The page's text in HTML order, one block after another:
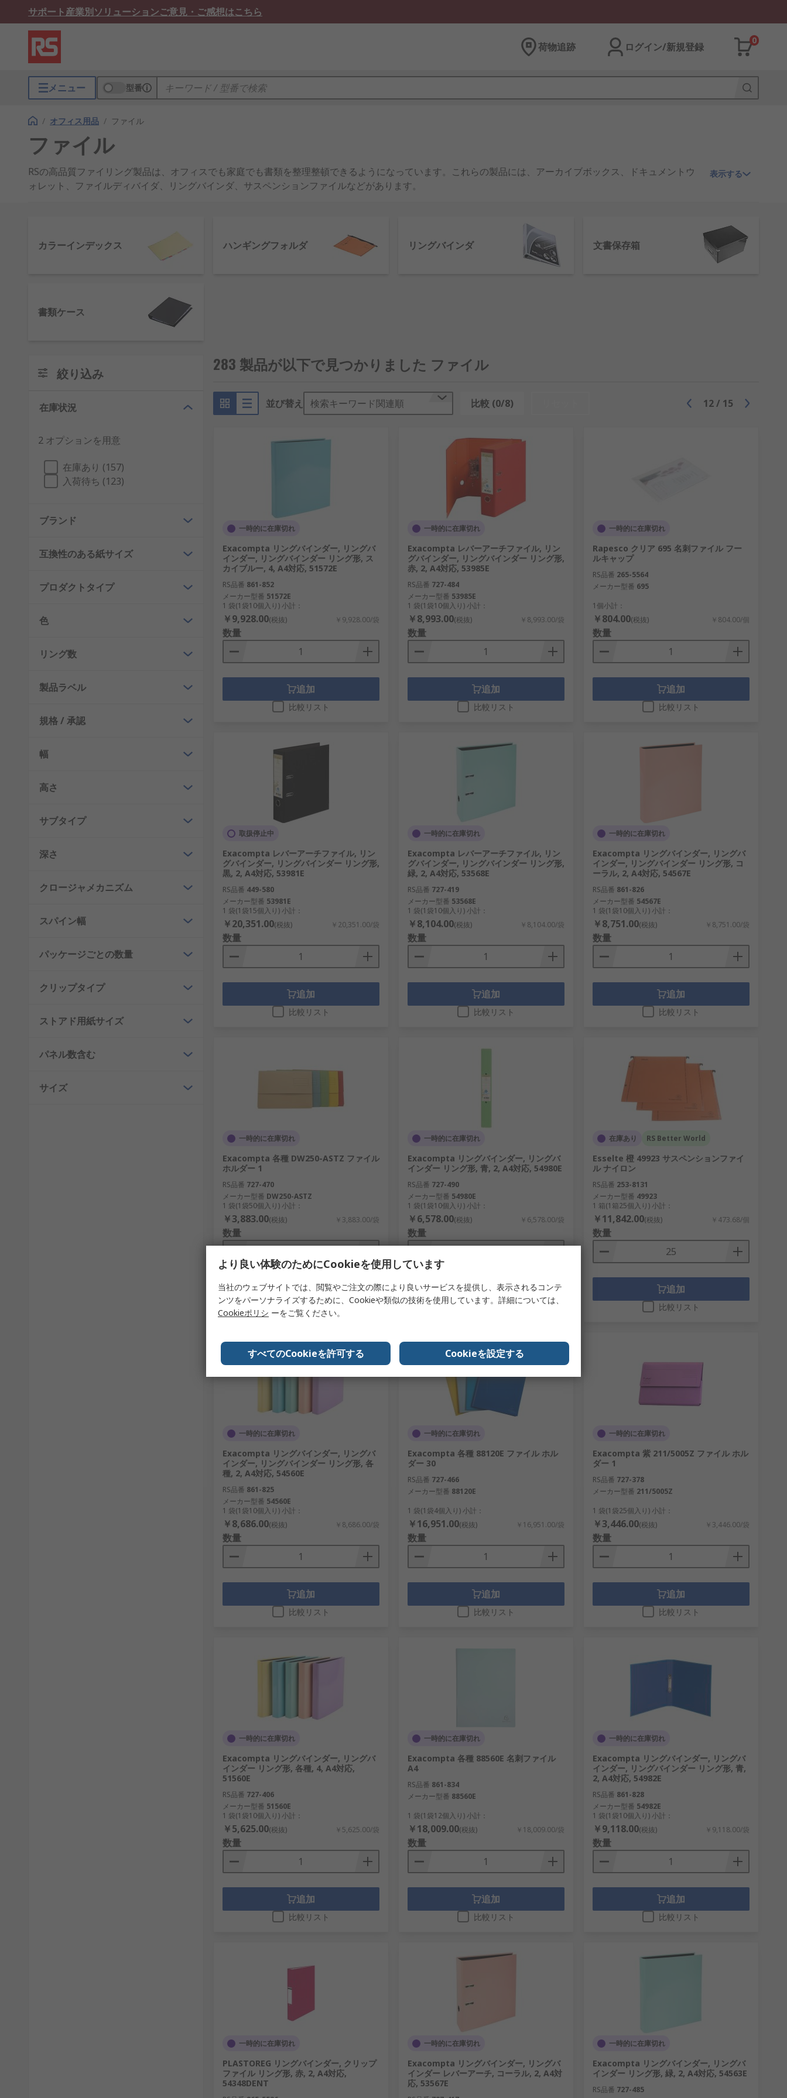
サポート産業別ソリューションご意見・ご感想はこちら
荷物追跡 ログイン/新規登録
0
メニュー 型番
/ オフィス用品 / ファイル
ファイル
RSの高品質ファイリング製品は、オフィスでも家庭でも書類を整理整頓できるようになっています。これらの製品には、アーカイブボックス、ドキュメントウ
ォレット、ファイルディバイダ、リングバインダ、サスペンションファイルなどがあります。
表示する
カラーインデックス ハンギングフォルダ リングバインダ 文書保存箱
書類ケース
絞り込み
在庫状況
2 オプションを用意
在庫あり (157)
入荷待ち (123)
ブランド
互換性のある紙サイズ
プロダクトタイプ
色
リング数
製品ラベル
規格 / 承認
幅
高さ
サブタイプ
深さ
クロージャメカニズム
スパイン幅
パッケージごとの数量
クリップタイプ
ストアド用紙サイズ
パネル数含む
サイズ
283 製品が以下で見つかりました ファイル
並び替え 検索キーワード関連順 比較 (0/8) 12/ 15
一時的に在庫切れ
Exacompta リングバインダー, リングバ
インダー, リングバインダー リング形, ス
カイブルー, 4, A4対応, 51572E
RS品番 861-852
メーカー型番 51572E
1 袋(1袋10個入り) 小計：
￥9,928.00(税抜) ￥9,928.00/袋
数量
追加
比較リスト
一時的に在庫切れ
Exacompta レバーアーチファイル, リン
グバインダー, リングバインダー リング形,
赤, 2, A4対応, 53985E
RS品番 727-484
メーカー型番 53985E
1 袋(1袋10個入り) 小計：
￥8,993.00(税抜) ￥8,993.00/袋
数量
追加
比較リスト
一時的に在庫切れ
Rapesco クリア 695 名刺ファイル フー
ルキャップ
RS品番 265-5564
メーカー型番 695
1個小計：
￥804.00(税抜) ￥804.00/個
数量
追加
比較リスト
取扱停止中
Exacompta レバーアーチファイル, リン
グバインダー, リングバインダー リング形,
黒, 2, A4対応, 53981E
RS品番 449-580
メーカー型番 53981E
1 袋(1袋15個入り) 小計：
￥20,351.00(税抜) ￥20,351.00/袋
数量
追加
比較リスト
一時的に在庫切れ
Exacompta レバーアーチファイル, リン
グバインダー, リングバインダー リング形,
緑, 2, A4対応, 53568E
RS品番 727-419
メーカー型番 53568E
1 袋(1袋10個入り) 小計：
￥8,104.00(税抜) ￥8,104.00/袋
数量
追加
比較リスト
一時的に在庫切れ
Exacompta リングバインダー, リングバ
インダー, リングバインダー リング形, コ
ーラル, 2, A4対応, 54567E
RS品番 861-826
メーカー型番 54567E
1 袋(1袋10個入り) 小計：
￥8,751.00(税抜) ￥8,751.00/袋
数量
追加
比較リスト
一時的に在庫切れ
Exacompta 各種 DW250-ASTZ ファイル
ホルダー 1
RS品番 727-470
メーカー型番 DW250-ASTZ
1 袋(1袋50個入り) 小計：
￥3,883.00(税抜) ￥3,883.00/袋
数量
追加
比較リスト
一時的に在庫切れ
Exacompta リングバインダー, リングバ
インダー リング形, 青, 2, A4対応, 54980E
RS品番 727-490
メーカー型番 54980E
1 袋(1袋10個入り) 小計：
￥6,578.00(税抜) ￥6,578.00/袋
数量
追加
比較リスト
在庫あり RS Better World
Esselte 橙 49923 サスペンションファイ
ル ナイロン
RS品番 253-8131
メーカー型番 49923
1 箱(1箱25個入り) 小計：
￥11,842.00(税抜) ￥473.68/個
数量
追加
比較リスト
一時的に在庫切れ
Exacompta リングバインダー, リングバ
インダー, リングバインダー リング形, 各
種, 2, A4対応, 54560E
RS品番 861-825
メーカー型番 54560E
1 袋(1袋10個入り) 小計：
￥8,686.00(税抜) ￥8,686.00/袋
数量
追加
比較リスト
一時的に在庫切れ
Exacompta 各種 88120E ファイル ホル
ダー 30
RS品番 727-466
メーカー型番 88120E
1 袋(1袋4個入り) 小計：
￥16,951.00(税抜) ￥16,951.00/袋
数量
追加
比較リスト
一時的に在庫切れ
Exacompta 紫 211/5005Z ファイル ホル
ダー 1
RS品番 727-378
メーカー型番 211/5005Z
1 袋(1袋25個入り) 小計：
￥3,446.00(税抜) ￥3,446.00/袋
数量
追加
比較リスト
一時的に在庫切れ
Exacompta リングバインダー, リングバ
インダー リング形, 各種, 4, A4対応,
51560E
RS品番 727-406
メーカー型番 51560E
1 袋(1袋10個入り) 小計：
￥5,625.00(税抜) ￥5,625.00/袋
数量
追加
比較リスト
一時的に在庫切れ
Exacompta 各種 88560E 名刺ファイル
A4
RS品番 861-834
メーカー型番 88560E
1 袋(1袋12個入り) 小計：
￥18,009.00(税抜) ￥18,009.00/袋
数量
追加
比較リスト
一時的に在庫切れ
Exacompta リングバインダー, リングバ
インダー, リングバインダー リング形, 青,
2, A4対応, 54982E
RS品番 861-828
メーカー型番 54982E
1 袋(1袋10個入り) 小計：
￥9,118.00(税抜) ￥9,118.00/袋
数量
追加
比較リスト
一時的に在庫切れ
PLASTOREG リングバインダー, クリップ
ファイル リング形, 赤, 2, A4対応,
54348DENT
一時的に在庫切れ
Exacompta リングバインダー, リングバ
インダー レバーアーチ, コーラル, 2, A4対
応, 53567E
一時的に在庫切れ
Exacompta リングバインダー, リングバ
インダー リング形, 緑, 2, A4対応, 54563E
RS品番 727-485
より良い体験のためにCookieを使用しています
当社のウェブサイトでは、閲覧やご注文の際により良いサービスを提供し、表示されるコンテ
ンツをパーソナライズするために、Cookieや類似の技術を使用しています。詳細については、
Cookieポリシ ーをご覧ください。
すべてのCookieを許可する Cookieを設定する